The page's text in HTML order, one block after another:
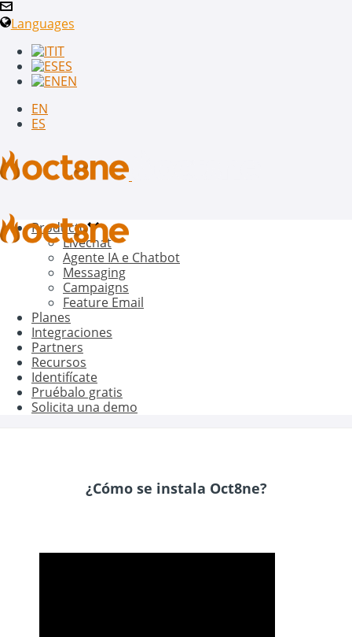
Languages
IT
ES
EN
EN
ES
Producto
Livechat
Agente IA e Chatbot
Messaging
Campaigns
Feature Email
Planes
Integraciones
Partners
Recursos
Identifícate
Pruébalo gratis
Solicita una demo
¿Cómo se instala Oct8ne?